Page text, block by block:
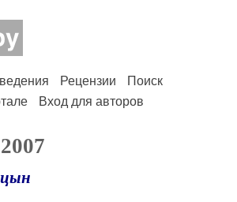
Рецензии
Поиск
Вход для авторов